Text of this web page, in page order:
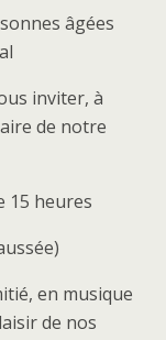
âgées
inviter, à
de notre
heures
en musique
de nos